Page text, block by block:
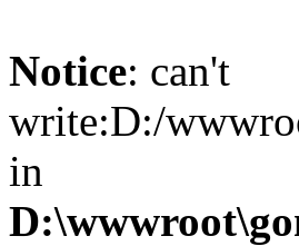
Notice: can't
write:D:/
in